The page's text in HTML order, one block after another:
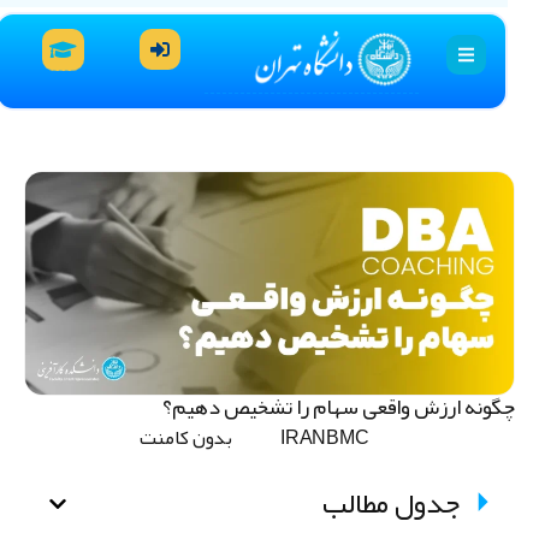
ارزش واقعی سهام را تشخیص دهیم؟
IRANBMC بدون کامنت
جدول مطالب